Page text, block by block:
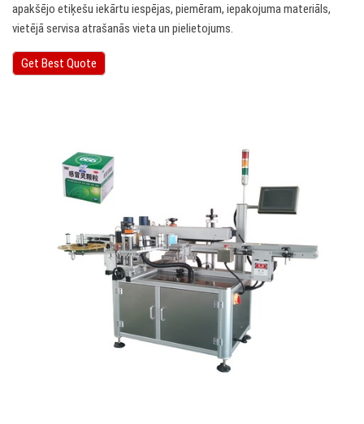
apakšējo etiķešu iekārtu iespējas, piemēram, iepakojuma materiāls,
vietējā servisa atrašanās vieta un pielietojums.
Get Best Quote